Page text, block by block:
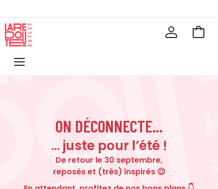
Menu
Redoute
Voir
ON DÉCONNECTE...
… juste pour l’été !
De retour le 30 septembre,
reposés et (très) inspirés 😉